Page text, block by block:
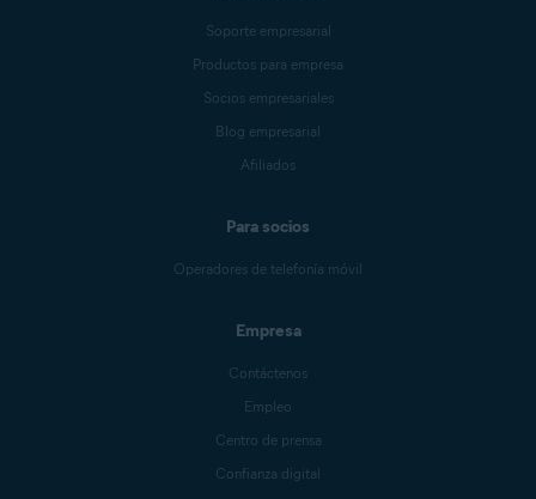
Soporte empresarial
Productos para empresa
Socios empresariales
Blog empresarial
Afiliados
Para socios
Operadores de telefonía móvil
Empresa
Contáctenos
Empleo
Centro de prensa
Confianza digital